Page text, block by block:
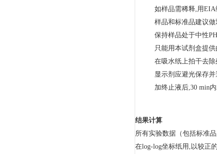
如样品需稀释,用
样品和标准品建议
保持样品处于中性
只能用本试剂盒提
在吸水纸上拍干去
显示剂应避光保存
加终止液后,30 min
结果计算
所有实验数据（包括标准
在log-log坐标纸用,以较正